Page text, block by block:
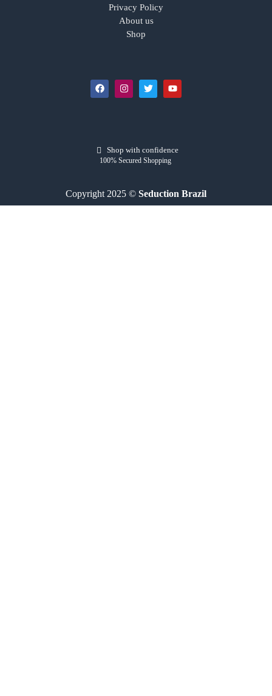
Privacy Policy
About us
Shop
Shop with confidence
100% Secured Shopping
Copyright 2025 © Seduction Brazil